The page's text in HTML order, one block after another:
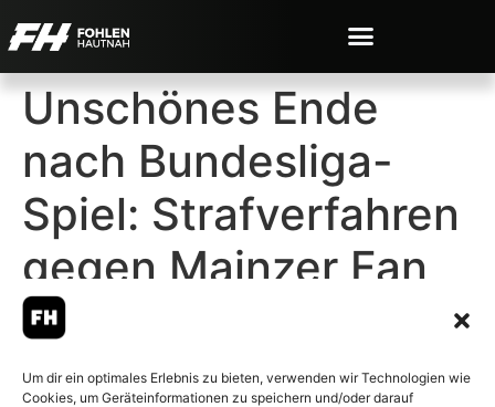
Um dir ein optimales Erlebnis zu bieten, verwenden wir Technologien wie
Cookies, um Geräteinformationen zu speichern und/oder darauf
Unschönes Ende
nach Bundesliga-
Spiel: Strafverfahren
gegen Mainzer Fan
mit Attacke gegen
Gladbach-Fan